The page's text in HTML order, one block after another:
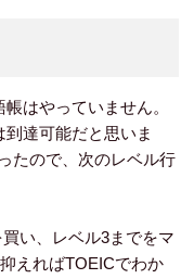
はやっていません。
達可能だと思いま
たので、次のレベル行
い、レベル3までをマ
えればTOEICでわか